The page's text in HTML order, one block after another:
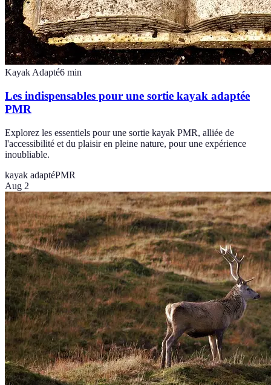
Kayak Adapté6 min
Les indispensables pour une sortie kayak adaptée
PMR
Explorez les essentiels pour une sortie kayak PMR, alliée de
l'accessibilité et du plaisir en pleine nature, pour une expérience
inoubliable.
kayak adaptéPMR
Aug 2